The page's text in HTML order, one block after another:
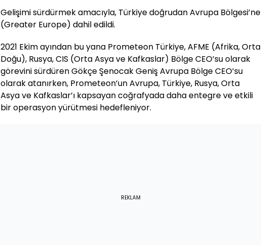
Gelişimi sürdürmek amacıyla, Türkiye doğrudan Avrupa Bölgesi’ne
(Greater Europe) dahil edildi.
2021 Ekim ayından bu yana Prometeon Türkiye, AFME (Afrika, Orta
Doğu), Rusya, CIS (Orta Asya ve Kafkaslar) Bölge CEO’su olarak
görevini sürdüren Gökçe Şenocak Geniş Avrupa Bölge CEO’su
olarak atanırken, Prometeon’un Avrupa, Türkiye, Rusya, Orta
Asya ve Kafkaslar’ı kapsayan coğrafyada daha entegre ve etkili
bir operasyon yürütmesi hedefleniyor.
REKLAM